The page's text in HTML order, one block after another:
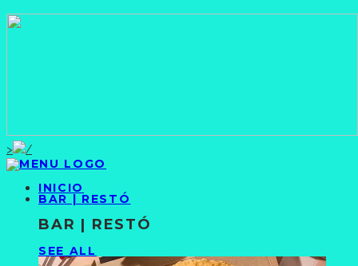
>
INICIO
BAR | RESTÓ
BAR | RESTÓ
SEE ALL